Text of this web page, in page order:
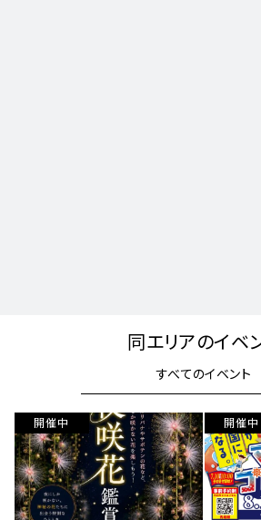
同エリアのイベ
すべてのイベント
開催中 開催中